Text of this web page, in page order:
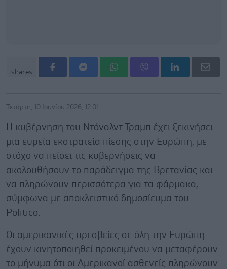
shares
Τετάρτη, 10 Ιουνίου 2026, 12:01
Η κυβέρνηση του Ντόναλντ Τραμπ έχει ξεκινήσει
μια ευρεία εκστρατεία πίεσης στην Ευρώπη, με
στόχο να πείσει τις κυβερνήσεις να
ακολουθήσουν το παράδειγμα της Βρετανίας και
να πληρώνουν περισσότερα για τα φάρμακα,
σύμφωνα με αποκλειστικό δημοσίευμα του
Politico.
Οι αμερικανικές πρεσβείες σε όλη την Ευρώπη
έχουν κινητοποιηθεί προκειμένου να μεταφέρουν
το μήνυμα ότι οι Αμερικανοί ασθενείς πληρώνουν